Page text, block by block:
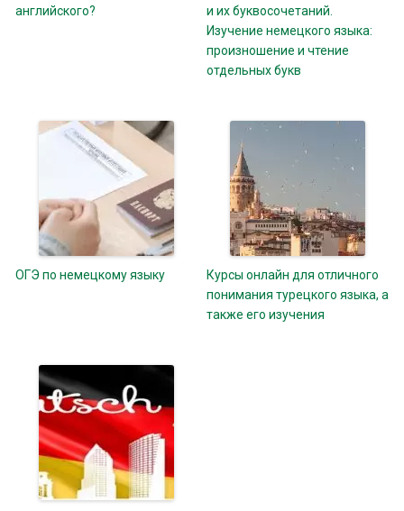
английского?
и их буквосочетаний.
Изучение немецкого языка:
произношение и чтение
отдельных букв
ОГЭ по немецкому языку
Курсы онлайн для отличного
понимания турецкого языка, а
также его изучения